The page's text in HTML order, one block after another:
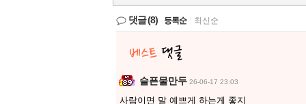
댓글(8) 등록순 최신순
슬픈물만두 26-06-17 23:03
사람이면 말 예쁘게 하는게 좋지